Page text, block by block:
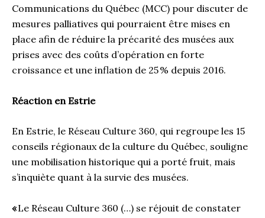
Communications du Québec (MCC) pour discuter de
mesures palliatives qui pourraient être mises en
place afin de réduire la précarité des musées aux
prises avec des coûts d’opération en forte
croissance et une inflation de 25 % depuis 2016.
Réaction en Estrie
En Estrie, le Réseau Culture 360, qui regroupe les 15
conseils régionaux de la culture du Québec, souligne
une mobilisation historique qui a porté fruit, mais
s’inquiète quant à la survie des musées.
«Le Réseau Culture 360 (…) se réjouit de constater